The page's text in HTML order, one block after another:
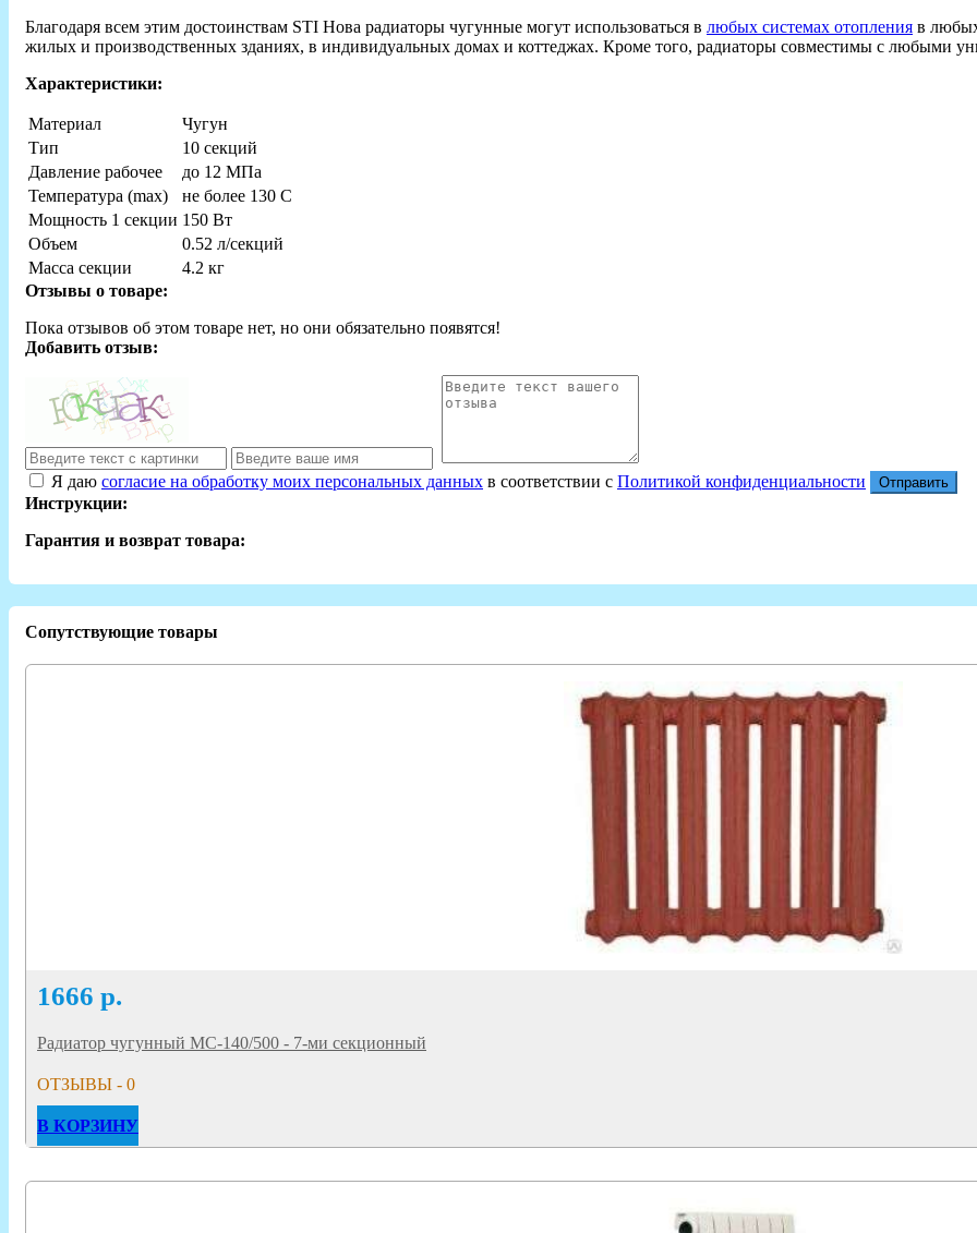
Благодаря всем этим достоинствам STI Hова радиаторы чугунные могут использоваться в любых системах отопления в
жилых и производственных зданиях, в индивидуальных домах и коттеджах. Кроме того, радиаторы совместимы с любыми
Характеристики:
Материал
Чугун
Тип
10 секций
Давление рабочее
до 12 МПа
Температура (max)
не более 130 C
Мощность 1 секции 150 Вт
Объем
0.52 л/секций
Масса секции
4.2 кг
Отзывы о товаре:
Пока отзывов об этом товаре нет, но они обязательно появятся!
Добавить отзыв:
Я даю согласие на обработку моих персональных данных в соответствии с Политикой конфиденциальности Отправить
Инструкции:
Гарантия и возврат товара:
Сопутствующие товары
1666 р.
Радиатор чугунный МС-140/500 - 7-ми секционный
ОТЗЫВЫ - 0
В КОРЗИНУ